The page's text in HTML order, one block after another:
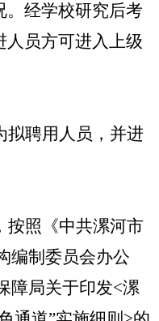
。经学校研究后考
人员方可进入上级
拟聘用人员，并进
按照《中共漯河市
编制委员会办公
障局关于印发<漯